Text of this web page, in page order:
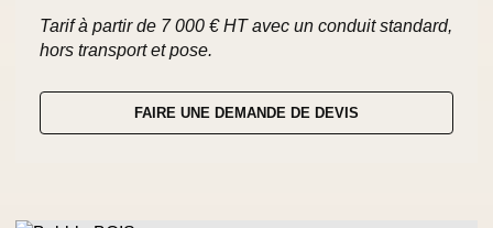
Tarif à partir de 7 000 € HT avec un conduit standard,
hors transport et pose.
FAIRE UNE DEMANDE DE DEVIS